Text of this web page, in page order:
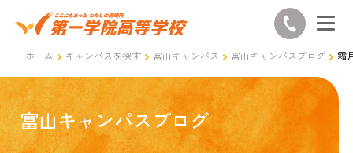
ホーム キャンパスを探す 富山キャンパス 富山キャンパスブログ 霜
富山キャンパスブログ